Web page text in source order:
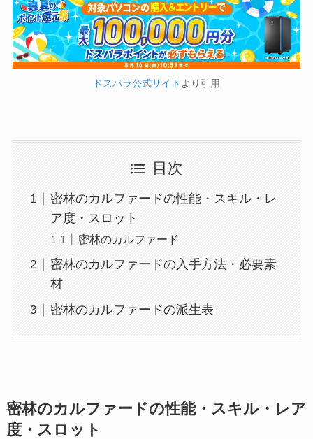
ドスパラ公式サイト より引用
目次
密林のカルファードの性能・スキル・レ
ア度・スロット
密林のカルファード
密林のカルファードの入手方法・必要素
材
密林のカルファードの派生表
密林のカルファードの性能・スキル・レア
度・スロット